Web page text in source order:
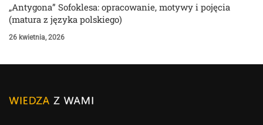
„Antygona” Sofoklesa: opracowanie, motywy i pojęcia
(matura z języka polskiego)
26 kwietnia, 2026